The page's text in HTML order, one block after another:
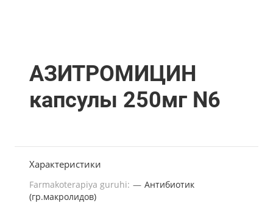
АЗИТРОМИЦИН
капсулы 250мг N6
Характеристики
Farmakoterapiya guruhi: — Антибиотик
(гр.макролидов)